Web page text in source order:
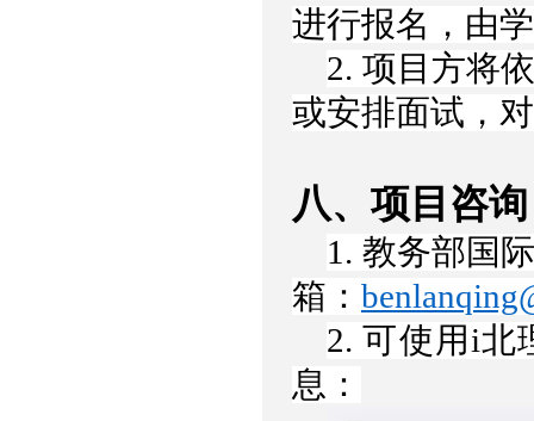
进行报名，由
2. 项目方将
或安排面试，
八、项目咨询
1. 教务部国
箱：
2. 可使用i北
息：